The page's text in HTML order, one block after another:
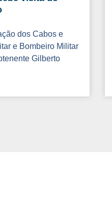
dos Cabos e
e Bombeiro Militar
Gilberto